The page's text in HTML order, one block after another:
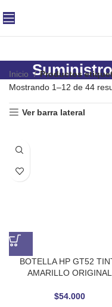
Inicio
Productos
Mostrando 1–12 de 44
Ver barra lateral
BOTELLA HP GT52
AMARILLO ORIGINAL
$54.000